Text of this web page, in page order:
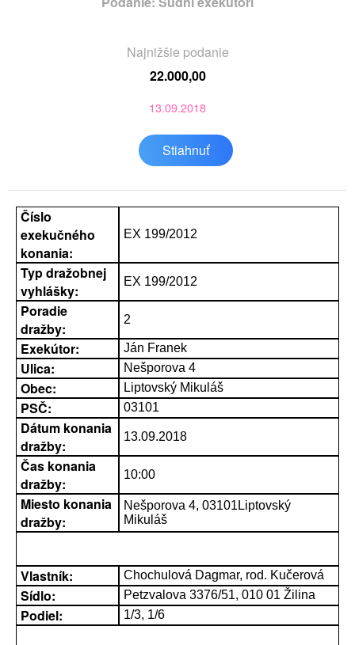
Najnižšie podanie
22.000,00
13.09.2018
Stiahnuť
Číslo
exekučného
konania:
EX 199/2012
Typ dražobnej
vyhlášky:
EX 199/2012
Poradie
dražby:
2
Exekútor: Ján Franek
Ulica: Nešporova 4
Obec: Liptovský Mikuláš
PSČ: 03101
Dátum konania
dražby:
13.09.2018
Čas konania
dražby:
10:00
Miesto konania
dražby:
Nešporova 4, 03101Liptovský
Mikuláš
Vlastník: Chochulová Dagmar, rod. Kučerová
Sídlo: Petzvalova 3376/51, 010 01 Žilina
Podiel: 1/3, 1/6